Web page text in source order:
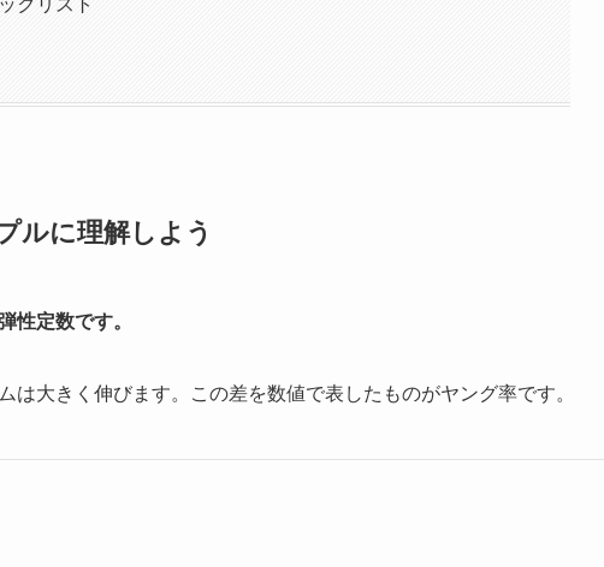
ルに理解しよう
性定数です。
は大きく伸びます。この差を数値で表したものがヤング率です。